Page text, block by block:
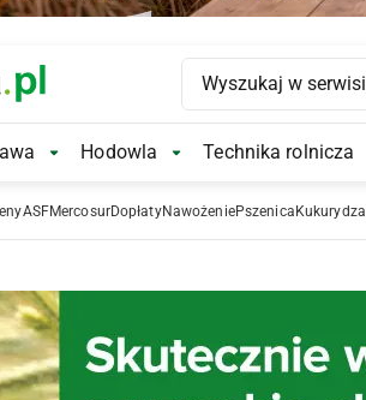
Submenu
Uprawa Submenu
Hodowla Hodowla Submenu
Technika rolnicza
ASFMercosurDopłatyNawożeniePszenica Kukurydza